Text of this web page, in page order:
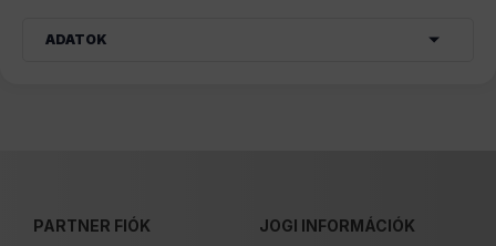
ADATOK
PARTNER FIÓK JOGI INFORMÁCIÓK